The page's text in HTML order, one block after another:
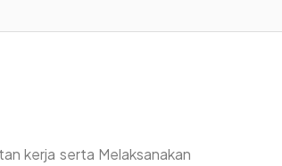
kerja serta Melaksanakan